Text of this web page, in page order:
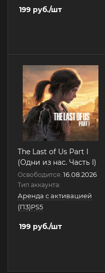
199 руб./шт
The Last of Us Part I
(Одни из нас. Часть I)
Освободится: 16.08.2026
Тип аккаунта:
Аренда с активацией
(П3)PS5
199 руб./шт